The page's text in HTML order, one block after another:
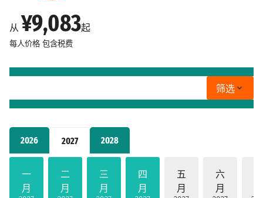
2026 2027 2028
一
月
二
月
三
月
四
月
五
月
六
月
从 ¥9,083起
每人价格 包含税费
筛选